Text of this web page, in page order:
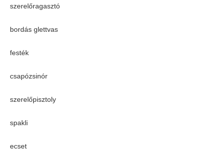
szerelőragasztó
bordás glettvas
festék
csapózsinór
szerelőpisztoly
spakli
ecset